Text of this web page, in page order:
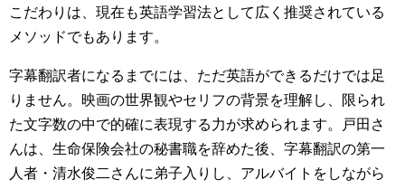
こだわりは、現在も英語学習法として広く推奨されている
メソッドでもあります。
字幕翻訳者になるまでには、ただ英語ができるだけでは足
りません。映画の世界観やセリフの背景を理解し、限られ
た文字数の中で的確に表現する力が求められます。戸田さ
んは、生命保険会社の秘書職を辞めた後、字幕翻訳の第一
人者・清水俊二さんに弟子入りし、アルバイトをしながら